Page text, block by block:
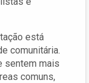
está
comunitária.
sentem mais
comuns,